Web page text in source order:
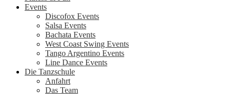
Events
Discofox Events
Salsa Events
Bachata Events
West Coast Swing Events
Tango Argentino Events
Line Dance Events
Die Tanzschule
Anfahrt
Das Team